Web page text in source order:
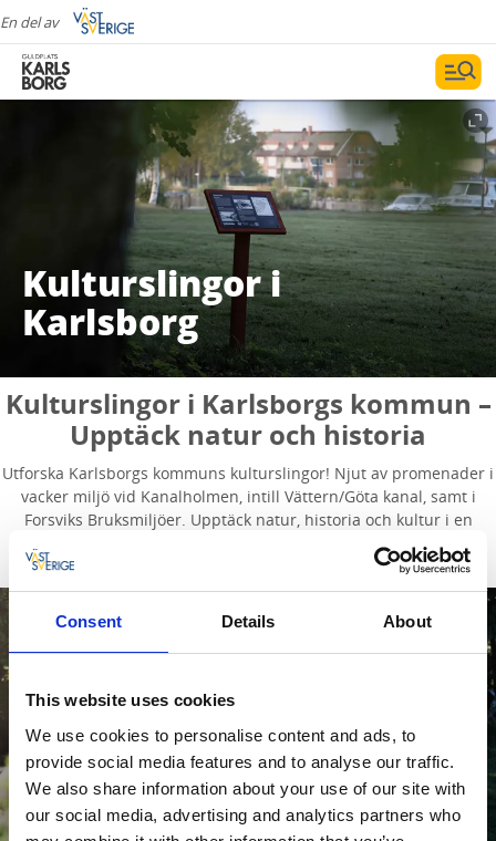
Consent Details About
This website uses cookies
We use cookies to personalise content and ads, to
provide social media features and to analyse our traffic.
We also share information about your use of our site with
our social media, advertising and analytics partners who
En del av
Kulturslingor i
Karlsborg
Kulturslingor i Karlsborgs kommun –
Upptäck natur och historia
Utforska Karlsborgs kommuns kulturslingor! Njut av promenader i
vacker miljö vid Kanalholmen, intill Vättern/Göta kanal, samt i
Forsviks Bruksmiljöer. Upptäck natur, historia och kultur i en
Kanalholmen Runt
Upptäck historiska platser på Kanalholmen!
Läs mer